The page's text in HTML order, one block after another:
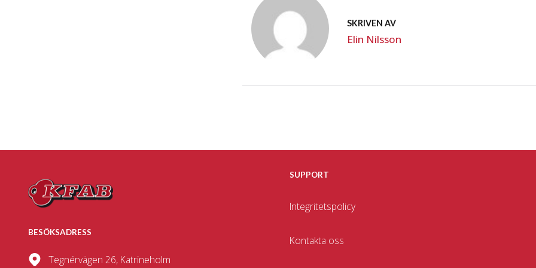
SKRIVEN AV
Elin Nilsson
BESÖKSADRESS
Tegnérvägen 26, Katrineholm
SUPPORT
Integritetspolicy
Kontakta oss